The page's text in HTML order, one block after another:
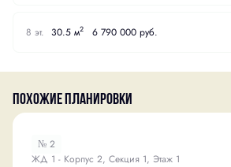
8 эт. 30.5 м2 6 790 000 руб.
Похожие планировки
№ 2
ЖД 1 - Корпус 2, Секция 1, Этаж 1